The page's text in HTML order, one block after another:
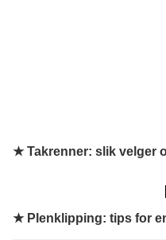
★ Takrenner: slik velger
★ Plenklipping: tips for